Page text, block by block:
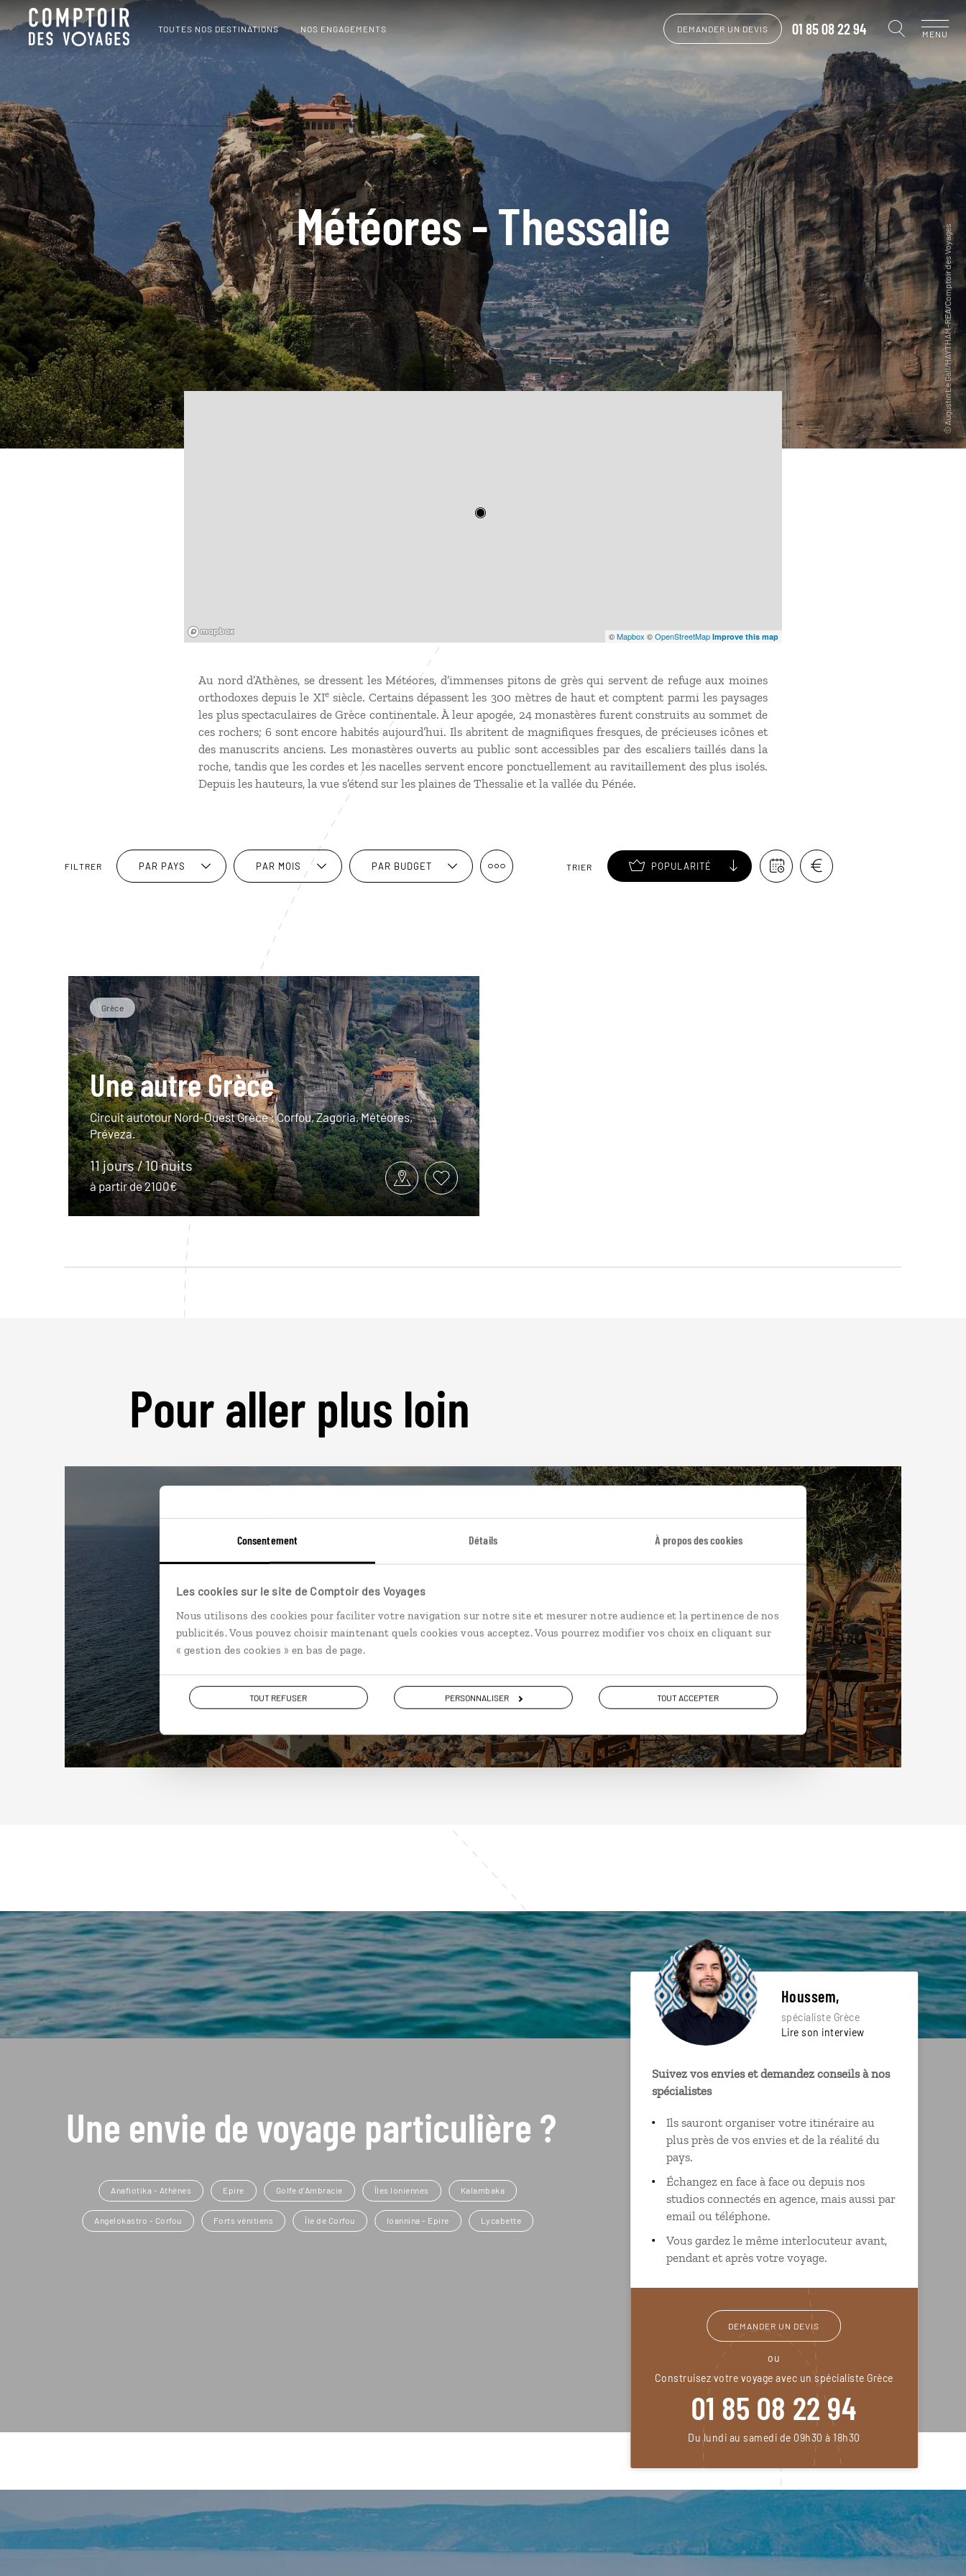
Consentement Détails À propos des cookies
Les cookies sur le site de Comptoir des Voyages
Nous utilisons des cookies pour faciliter votre navigation sur notre site et mesurer notre audience et la pertinence de nos
publicités. Vous pouvez choisir maintenant quels cookies vous acceptez. Vous pourrez modifier vos choix en cliquant sur
« gestion des cookies » en bas de page.
TOUT REFUSER PERSONNALISER TOUT ACCEPTER
TOUTES NOS DESTINATIONS NOS ENGAGEMENTS DEMANDER UN DEVIS 01 85 08 22 94 MENU
Météores - Thessalie
©Mapbox ©OpenStreetMap Improve this map
Au nord d’Athènes, se dressent les Météores, d’immenses pitons de grès qui servent de refuge aux moines
orthodoxes depuis le XIesiècle. Certains dépassent les 300 mètres de haut et comptent parmi les paysages
les plus spectaculaires de Grèce continentale. À leur apogée, 24 monastères furent construits au sommet de
ces rochers; 6 sont encore habités aujourd’hui. Ils abritent de magnifiques fresques, de précieuses icônes et
des manuscrits anciens. Les monastères ouverts au public sont accessibles par des escaliers taillés dans la
roche, tandis que les cordes et les nacelles servent encore ponctuellement au ravitaillement des plus isolés.
Depuis les hauteurs, la vue s’étend sur les plaines de Thessalie et la vallée du Pénée.
FILTRER PAR PAYS PAR MOIS PAR BUDGET TRIER POPULARITÉ
Grèce
Une autre Grèce
Circuit autotour Nord-Ouest Grèce : Corfou, Zagoria, Météores,
Préveza.
11 jours / 10 nuits
à partir de 2100€
Pour aller plus loin
Nos 23 idées de voyage
Grèce
DÉCOUVRIR
Une envie de voyage particulière ?
Anafiotika - Athènes Epire Golfe d'Ambracie Îles Ioniennes Kalambaka
Angelokastro - Corfou Forts vénitiens Île de Corfou Ioannina - Epire Lycabette
Houssem,
spécialiste Grèce
Lire son interview
Suivez vos envies et demandez conseils à nos
spécialistes
Ils sauront organiser votre itinéraire au
plus près de vos envies et de la réalité du
pays.
Échangez en face à face ou depuis nos
studios connectés en agence, mais aussi par
email ou téléphone.
Vous gardez le même interlocuteur avant,
pendant et après votre voyage.
DEMANDER UN DEVIS
ou
Construisez votre voyage avec un spécialiste Grèce
01 85 08 22 94
Du lundi au samedi de 09h30 à 18h30